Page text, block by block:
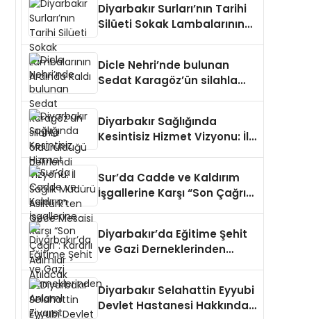
Diyarbakır Surları’nın Tarihi
Silüeti Sokak Lambalarının
Dicle Nehri’nde bulunan
Sedat Karagöz’ün silahla
Diyarbakır Sağlığında
Kesintisiz Hizmet Vizyonu: İl
Sur’da Cadde ve Kaldırım
İşgallerine Karşı “Son Çağrı”:
Diyarbakır’da Eğitime Şehit
ve Gazi Derneklerinden
Diyarbakır Selahattin Eyyubi
Devlet Hastanesi Hakkında